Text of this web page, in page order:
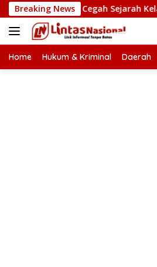
Langsung
ke
konten
Breaking News
Kunci Cegah Sejarah Kelam
Home Hukum & Kriminal Daerah